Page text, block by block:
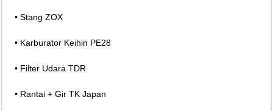
• Stang ZOX
• Karburator Keihin PE28
• Filter Udara TDR
• Rantai + Gir TK Japan